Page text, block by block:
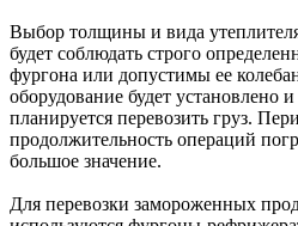
Выбор толщины и вида
будет соблюдать строго
фургона или допустимы ее
оборудование будет установлено
планируется перевозить груз.
продолжительность операций
большое значение.
Для перевозки замороженных